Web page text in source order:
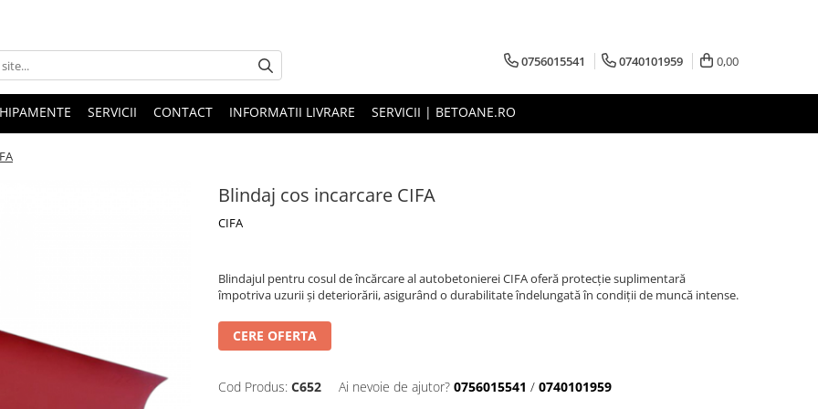
0756015541 0740101959 0,00
SERVICII CONTACT INFORMATII LIVRARE SERVICII | BETOANE.RO
Blindaj cos incarcare CIFA
CIFA
Blindajul pentru cosul de încărcare al autobetonierei CIFA oferă protecție suplimentară
împotriva uzurii și deteriorării, asigurând o durabilitate îndelungată în condiții de muncă intense.
CERE OFERTA
Cod Produs: C652 Ai nevoie de ajutor? 0756015541 / 0740101959